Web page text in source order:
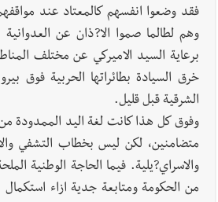
فقد وضعوا انفسهم كالمعتاد عند
وهم لطالما صموا الا?ذان عن
برعاية السيد الاميركي عن مختلف
خرق السيادة بطائراتها الحربية فوق
الشرقية قبل قليل.
وفوق كل هذا كانت لغة اليد الممدودة من
متضامنين، لكن ليس بخطاب التشفي
والاسراي?يلية. فيما الحاجة الوطنية
من الحكومة ومتابعة جدية ازاء